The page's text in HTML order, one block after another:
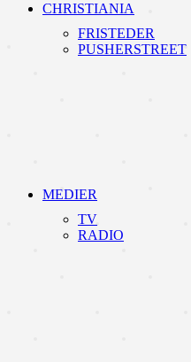
CHRISTIANIA
FRISTEDER
PUSHERSTREET
MEDIER
TV
RADIO